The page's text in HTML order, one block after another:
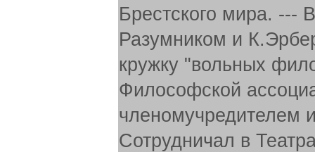
Брестского мира. ---
Разумником и
кружку "вольных
Философской
членомучредителем
Сотрудничал в